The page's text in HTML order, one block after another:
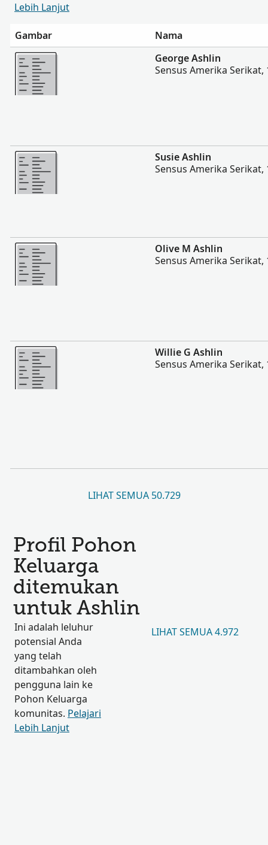
Lebih Lanjut
Gambar
Nama
Lebih banyak
George Ashlin
Sensus Amerika Serikat,
Lebih banyak
Susie Ashlin
Sensus Amerika Serikat,
Lebih banyak
Olive M Ashlin
Sensus Amerika Serikat,
Lebih banyak
Willie G Ashlin
Sensus Amerika Serikat,
LIHAT SEMUA 50.729
Profil Pohon
Keluarga
ditemukan
untuk Ashlin
Ini adalah leluhur
potensial Anda
yang telah
ditambahkan oleh
pengguna lain ke
Pohon Keluarga
komunitas. Pelajari
Lebih Lanjut
LIHAT SEMUA 4.972